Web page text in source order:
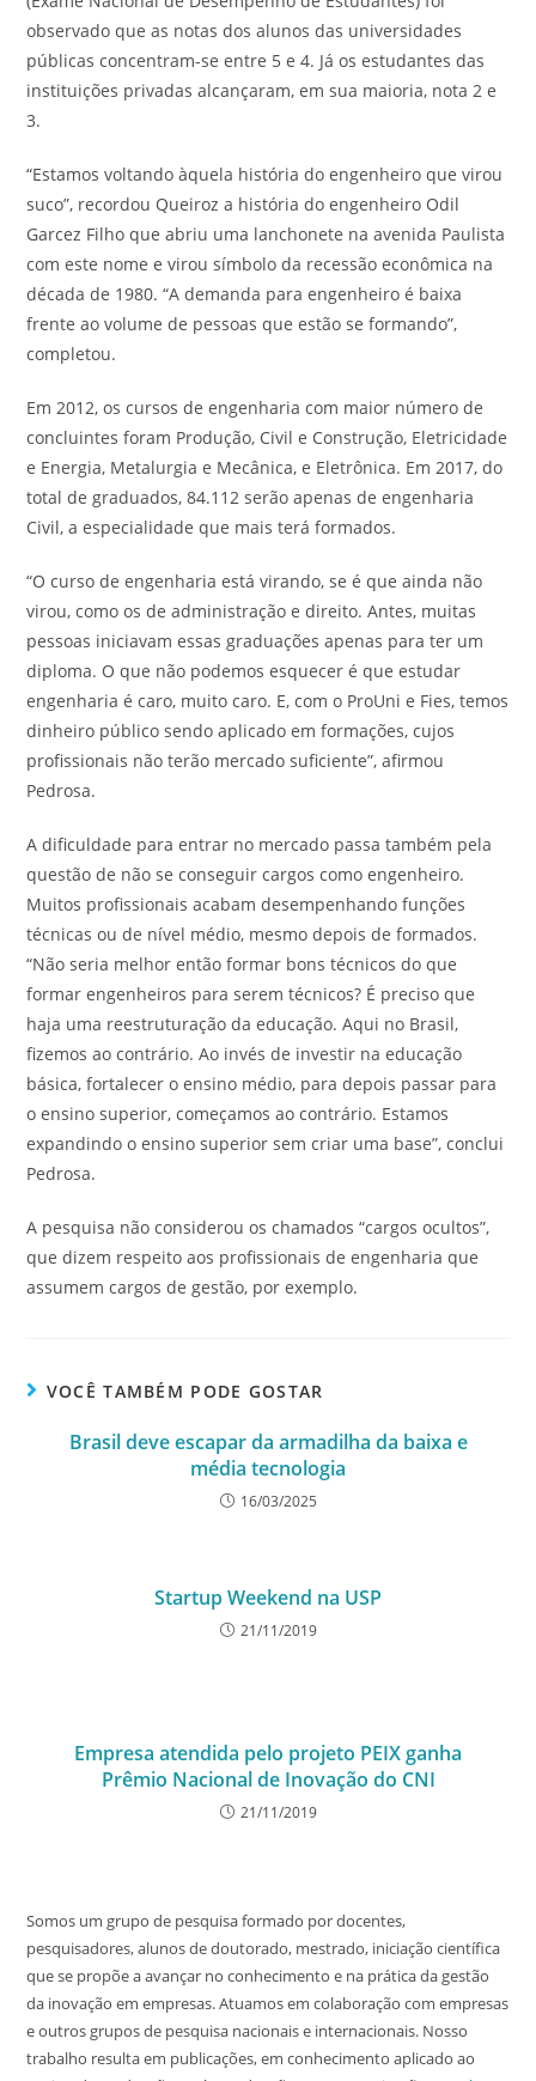
observado que as notas dos alunos das universidades
públicas concentram-se entre 5 e 4. Já os estudantes das
instituições privadas alcançaram, em sua maioria, nota 2 e
3.
“Estamos voltando àquela história do engenheiro que virou
suco”, recordou Queiroz a história do engenheiro Odil
Garcez Filho que abriu uma lanchonete na avenida Paulista
com este nome e virou símbolo da recessão econômica na
década de 1980. “A demanda para engenheiro é baixa
frente ao volume de pessoas que estão se formando”,
completou.
Em 2012, os cursos de engenharia com maior número de
concluintes foram Produção, Civil e Construção, Eletricidade
e Energia, Metalurgia e Mecânica, e Eletrônica. Em 2017, do
total de graduados, 84.112 serão apenas de engenharia
Civil, a especialidade que mais terá formados.
“O curso de engenharia está virando, se é que ainda não
virou, como os de administração e direito. Antes, muitas
pessoas iniciavam essas graduações apenas para ter um
diploma. O que não podemos esquecer é que estudar
engenharia é caro, muito caro. E, com o ProUni e Fies, temos
dinheiro público sendo aplicado em formações, cujos
profissionais não terão mercado suficiente”, afirmou
Pedrosa.
A dificuldade para entrar no mercado passa também pela
questão de não se conseguir cargos como engenheiro.
Muitos profissionais acabam desempenhando funções
técnicas ou de nível médio, mesmo depois de formados.
“Não seria melhor então formar bons técnicos do que
formar engenheiros para serem técnicos? É preciso que
haja uma reestruturação da educação. Aqui no Brasil,
fizemos ao contrário. Ao invés de investir na educação
básica, fortalecer o ensino médio, para depois passar para
o ensino superior, começamos ao contrário. Estamos
expandindo o ensino superior sem criar uma base”, conclui
Pedrosa.
A pesquisa não considerou os chamados “cargos ocultos”,
que dizem respeito aos profissionais de engenharia que
assumem cargos de gestão, por exemplo.
VOCÊ TAMBÉM PODE GOSTAR
Brasil deve escapar da armadilha da baixa e
média tecnologia
16/03/2025
Startup Weekend na USP
21/11/2019
Empresa atendida pelo projeto PEIX ganha
Prêmio Nacional de Inovação do CNI
21/11/2019
Somos um grupo de pesquisa formado por docentes,
pesquisadores, alunos de doutorado, mestrado, iniciação científica
que se propõe a avançar no conhecimento e na prática da gestão
da inovação em empresas. Atuamos em colaboração com empresas
e outros grupos de pesquisa nacionais e internacionais. Nosso
trabalho resulta em publicações, em conhecimento aplicado ao